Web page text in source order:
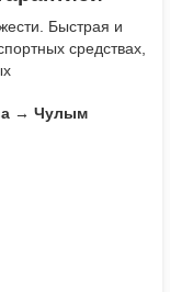
Быстрая и
средствах,
→ Чулым